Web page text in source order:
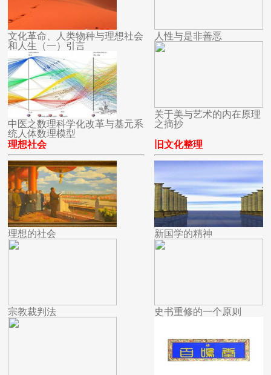
文化革命、人类物种与理想社会
和人生（一）引言
中医之数理科学化改革与基元系
统人体数理模型
人性与是非善恶
关于美与艺术的内在原理
之摘抄
理想社会
理想的社会
宗教裁判法
旧文化整理
新国学的精神
史书重修的一个原则